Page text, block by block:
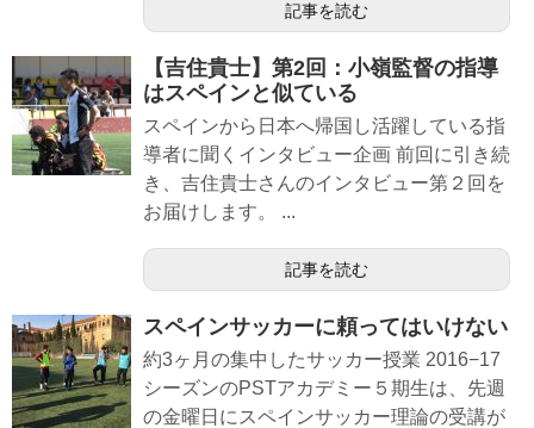
記事を読む
【吉住貴士】第2回：小嶺監督の指導
はスペインと似ている
スペインから日本へ帰国し活躍している指
導者に聞くインタビュー企画 前回に引き続
き、吉住貴士さんのインタビュー第２回を
お届けします。 ...
記事を読む
スペインサッカーに頼ってはいけない
約3ヶ月の集中したサッカー授業 2016−17
シーズンのPSTアカデミー５期生は、先週
の金曜日にスペインサッカー理論の受講が